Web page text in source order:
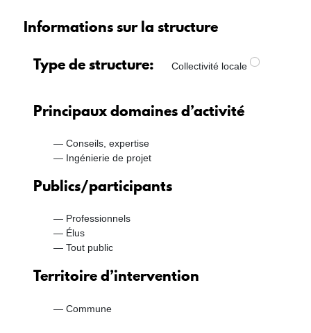
Informations sur la structure
Type de structure
Collectivité locale
Principaux domaines d’activité
Conseils, expertise
Ingénierie de projet
Publics/participants
Professionnels
Élus
Tout public
Territoire d’intervention
Commune